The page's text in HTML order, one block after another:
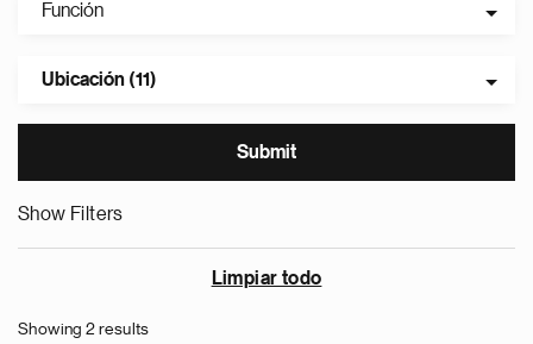
Función
Ubicación (11)
Show Filters
Limpiar todo
Showing 2 results